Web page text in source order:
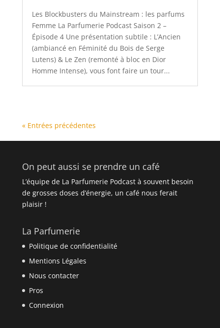
Les Blockbusters du Mainstream : les parfums
Femme La Parfumerie Podcast Saison 2 –
Épisode 4 Une présentation subtile : L’Ancien
(ambiancé en Féminité du Bois de Serge
Lutens) & Le Zen (remonté à bloc en Dior
Homme Intense), vous font faire un tour...
« Entrées précédentes
On peut aussi se prendre un café
L’équipe de La Parfumerie Podcast à souvent besoin
de grosses doses d’énergie, un café nous ferait
plaisir !
La Parfumerie
Politique de confidentialité
Mentions Légales
Nous contacter
Pros
Connexion